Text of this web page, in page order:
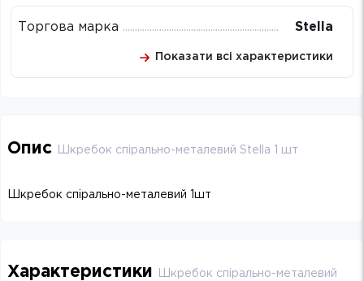
Торгова марка Stella
Показати всі характеристики
Опис Шкребок спірально-металевий Stella 1 шт
Шкребок спірально-металевий 1шт
Характеристики Шкребок спірально-металевий